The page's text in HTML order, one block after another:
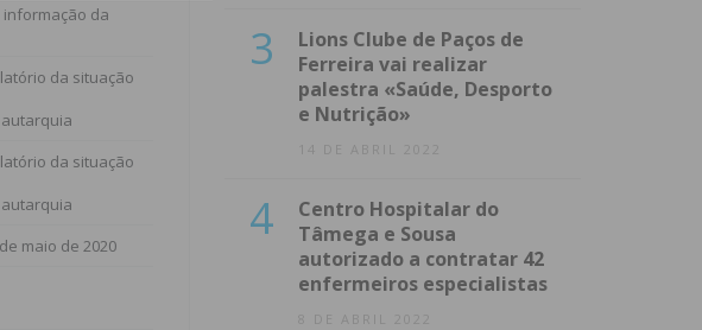
da
da situação
da situação
maio de 2020
3
Lions Clube de Paços de
Ferreira vai realizar
palestra «Saúde, Desporto
e Nutrição»
14 DE ABRIL 2022
4
Centro Hospitalar do
Tâmega e Sousa
autorizado a contratar 42
enfermeiros especialistas
8 DE ABRIL 2022